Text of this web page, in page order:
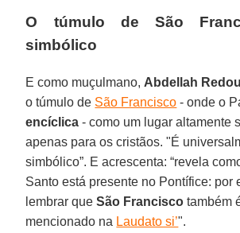
O túmulo de São
simbólico
E como muçulmano, Abdellah
o túmulo de São Francisco - onde o
encíclica - como um lugar altamente
apenas para os cristãos. "É
simbólico”. E acrescenta: “revela
Santo está presente no Pontífice: por
lembrar queSão Francisco também
mencionado na Laudato si’".